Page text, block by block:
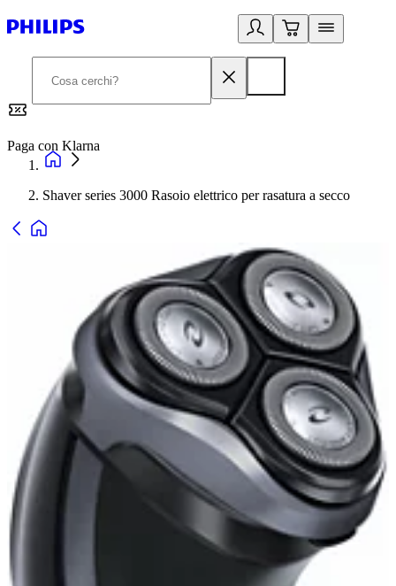
Paga con Klarna
Shaver series 3000 Rasoio elettrico per rasatura a secco